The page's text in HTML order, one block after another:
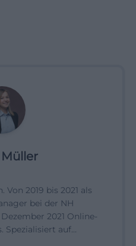
Von 2019 bis 2021 als
bei der NH
2021 Online-
Spezialisiert auf